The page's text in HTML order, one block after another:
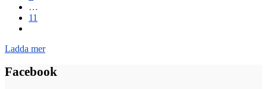
…
11
Ladda mer
Facebook